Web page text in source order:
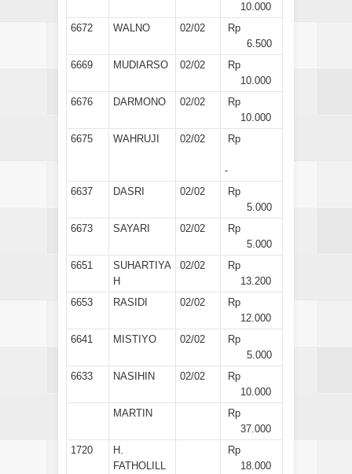
10.000
6672
WALNO 02/02
Rp
6.500
6669
MUDIARSO 02/02
Rp
10.000
6676
DARMONO 02/02
Rp
10.000
6675
WAHRUJI 02/02 Rp
-
6637
DASRI 02/02
Rp
5.000
6673
SAYARI 02/02
Rp
5.000
6651
SUHARTIYA
H
02/02
Rp
13.200
6653
RASIDI 02/02
Rp
12.000
6641
MISTIYO 02/02
Rp
5.000
6633
NASIHIN 02/02
Rp
10.000
MARTIN
Rp
37.000
1720
H.
FATHOLILL
Rp
18.000